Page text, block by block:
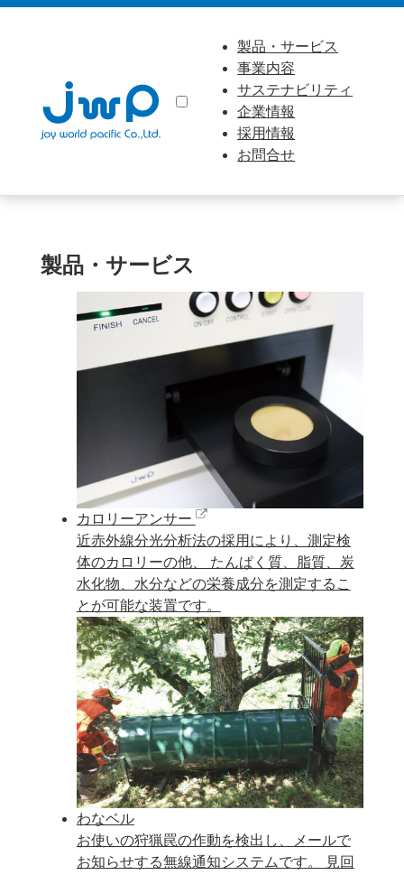
製品・サービス
事業内容
サステナビリティ
企業情報
採用情報
お問合せ
製品・サービス
カロリーアンサー
近赤外線分光分析法の採用により、測定検
体のカロリーの他、 たんぱく質、脂質、炭
水化物、水分などの栄養成分を測定するこ
とが可能な装置です。
わなベル
お使いの狩猟罠の作動を検出し、メールで
お知らせする無線通知システムです。 見回